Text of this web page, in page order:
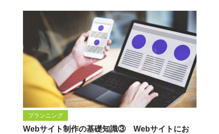
プランニング
Webサイト制作の基礎知識③ Webサイトにお